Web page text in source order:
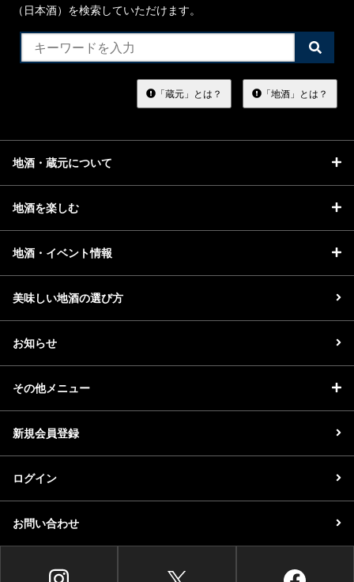
（日本酒）を検索していただけます。
検
索
る
「蔵元」とは？ 「地酒」とは？
地酒・蔵元について
地酒を楽しむ
地酒・イベント情報
美味しい地酒の選び方
お知らせ
その他メニュー
新規会員登録
ログイン
お問い合わせ